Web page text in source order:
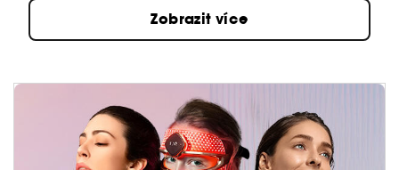
Zobrazit více